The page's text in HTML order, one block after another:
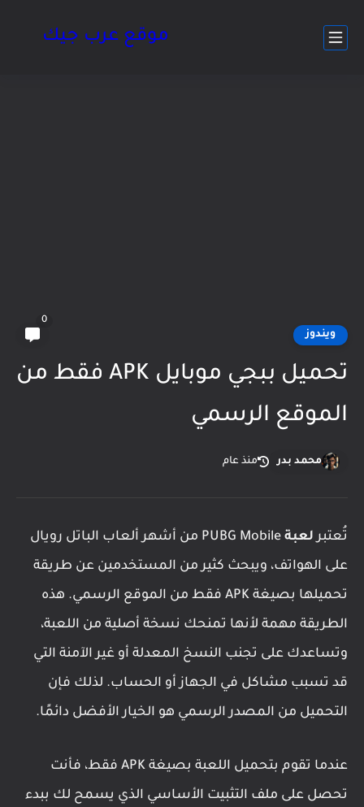
موقع عرب جيك
ويندوز
0
تحميل ببجي موبايل APK فقط من
الموقع الرسمي
محمد بدر منذ عام
تُعتبرلعبة PUBG Mobile من أشهر ألعاب الباتل رويال
على الهواتف، ويبحث كثير من المستخدمين عن طريقة
تحميلها بصيغة APK فقط من الموقع الرسمي. هذه
الطريقة مهمة لأنها تمنحك نسخة أصلية من اللعبة،
وتساعدك على تجنب النسخ المعدلة أو غير الآمنة التي
قد تسبب مشاكل في الجهاز أو الحساب. لذلك فإن
التحميل من المصدر الرسمي هو الخيار الأفضل دائمًا.
عندما تقوم بتحميل اللعبة بصيغة APK فقط، فأنت
تحصل على ملف التثبيت الأساسي الذي يسمح لك ببدء